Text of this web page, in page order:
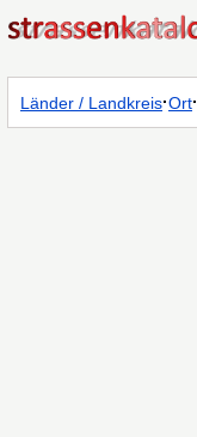
Länder / Landkreis·Ort·